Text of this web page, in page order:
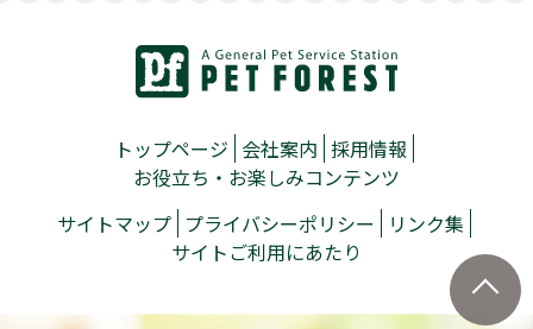
トップページ 会社案内 採用情報
お役立ち・お楽しみコンテンツ
サイトマップ プライバシーポリシー
リンク集
サイトご利用にあたり